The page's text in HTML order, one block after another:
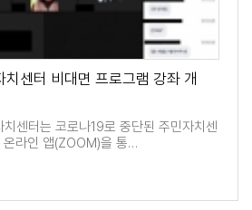
센터 비대면 프로그램 강좌 개
센터는 코로나19로 중단된 주민자치센
온라인 앱(ZOOM)을 통…